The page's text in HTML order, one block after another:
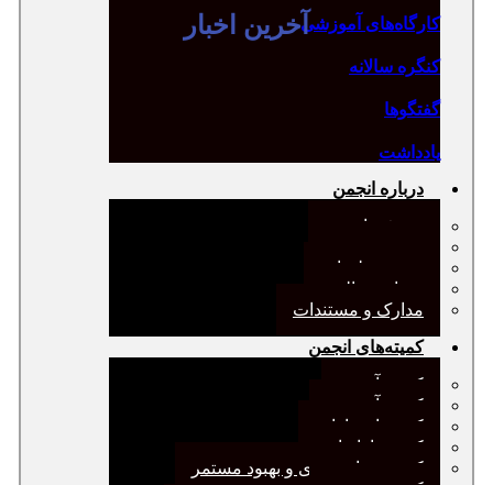
کارگاه‌های آموزشی
کنگره سالانه
گفتگوها
یادداشت
درباره انجمن
معرفی انجمن
صورت‌جلسات
همیاری مالی
مدارک و مستندات
کمیته‌های انجمن
کمیته آرشیو
کمیته آموزش
کمیته انتشارات
کمیته بازاریابی
کمیته برنامه‌ریزی و بهبود مستمر
آخرین اخبار